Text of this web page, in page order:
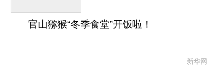
官山猕猴“冬季食堂”开饭啦！
新华网